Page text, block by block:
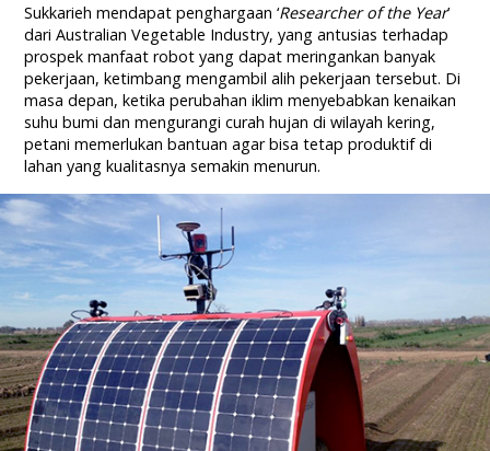
Sukkarieh mendapat penghargaan ‘Researcher of the Year’
dari Australian Vegetable Industry, yang antusias terhadap
prospek manfaat robot yang dapat meringankan banyak
pekerjaan, ketimbang mengambil alih pekerjaan tersebut. Di
masa depan, ketika perubahan iklim menyebabkan kenaikan
suhu bumi dan mengurangi curah hujan di wilayah kering,
petani memerlukan bantuan agar bisa tetap produktif di
lahan yang kualitasnya semakin menurun.